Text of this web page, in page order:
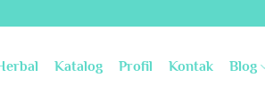
Katalog Profil Kontak Blog